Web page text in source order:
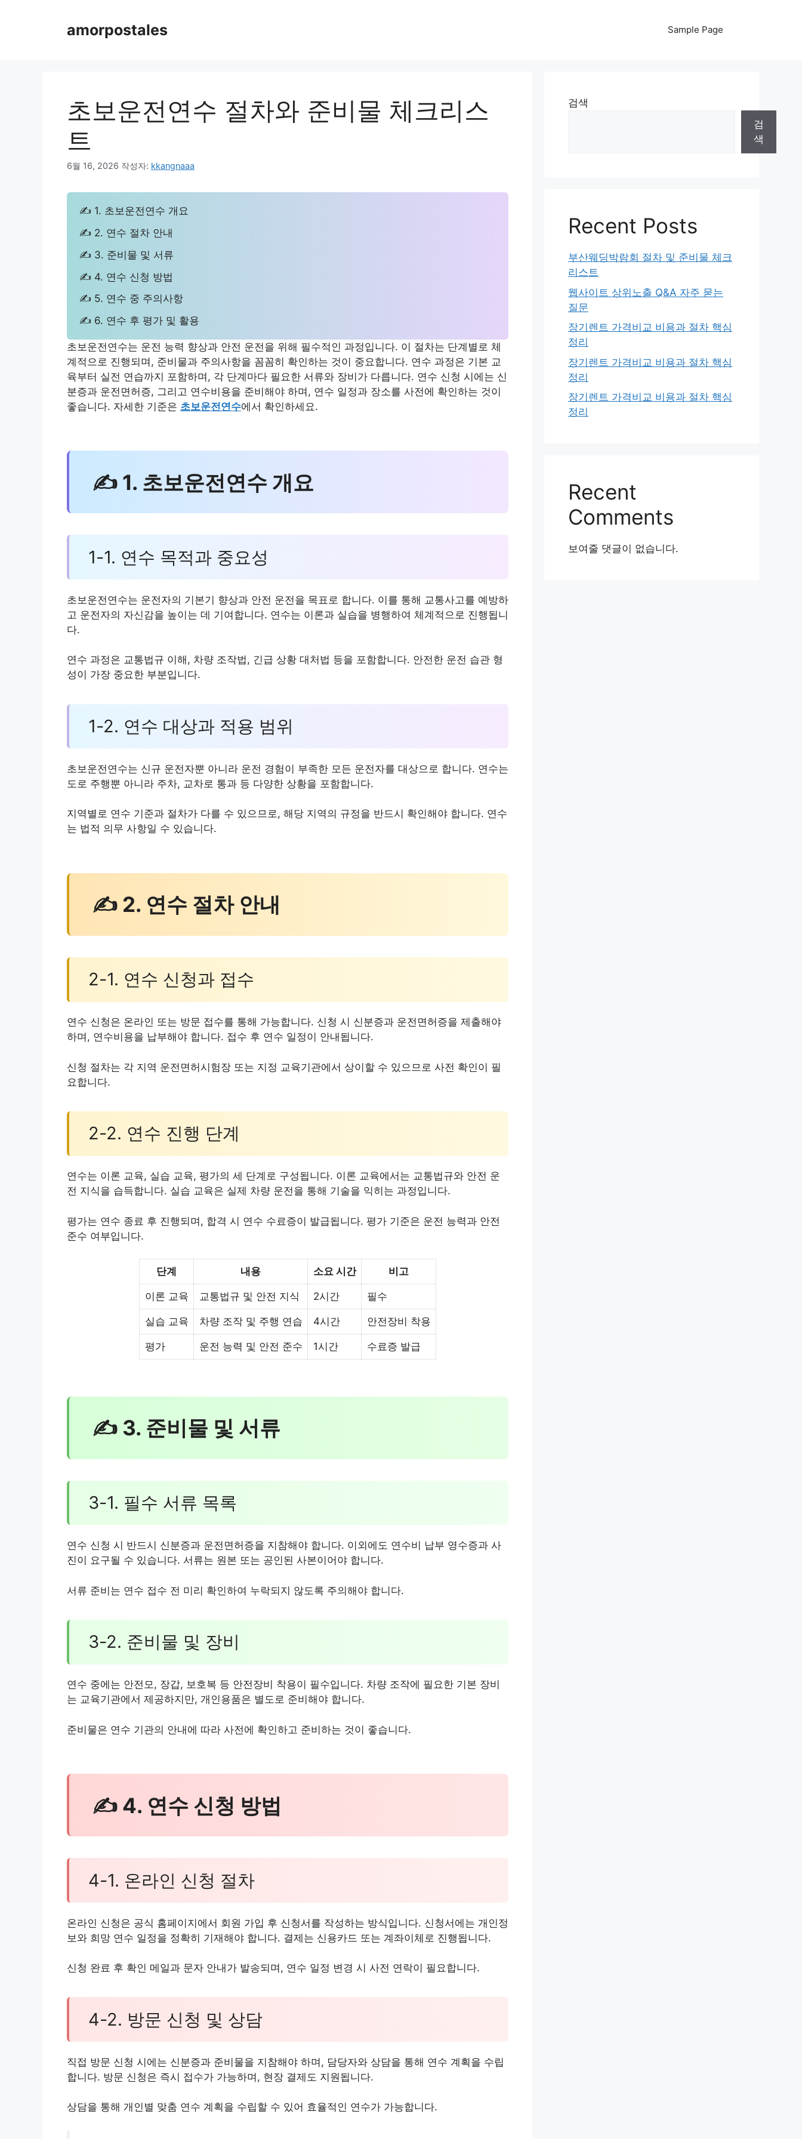
amorpostales Sample Page
초보운전연수 절차와 준비물 체크리스
트
6월 16, 2026 작성자: kkangnaaa
✍ 1. 초보운전연수 개요
✍ 2. 연수 절차 안내
✍ 3. 준비물 및 서류
✍ 4. 연수 신청 방법
✍ 5. 연수 중 주의사항
✍ 6. 연수 후 평가 및 활용
초보운전연수는 운전 능력 향상과 안전 운전을 위해 필수적인 과정입니다. 이 절차는 단계별로 체
계적으로 진행되며, 준비물과 주의사항을 꼼꼼히 확인하는 것이 중요합니다. 연수 과정은 기본 교
육부터 실전 연습까지 포함하며, 각 단계마다 필요한 서류와 장비가 다릅니다. 연수 신청 시에는 신
분증과 운전면허증, 그리고 연수비용을 준비해야 하며, 연수 일정과 장소를 사전에 확인하는 것이
좋습니다. 자세한 기준은 초보운전연수에서 확인하세요.
✍ 1. 초보운전연수 개요
1-1. 연수 목적과 중요성
초보운전연수는 운전자의 기본기 향상과 안전 운전을 목표로 합니다. 이를 통해 교통사고를 예방하
고 운전자의 자신감을 높이는 데 기여합니다. 연수는 이론과 실습을 병행하여 체계적으로 진행됩니
다.
연수 과정은 교통법규 이해, 차량 조작법, 긴급 상황 대처법 등을 포함합니다. 안전한 운전 습관 형
성이 가장 중요한 부분입니다.
1-2. 연수 대상과 적용 범위
초보운전연수는 신규 운전자뿐 아니라 운전 경험이 부족한 모든 운전자를 대상으로 합니다. 연수는
도로 주행뿐 아니라 주차, 교차로 통과 등 다양한 상황을 포함합니다.
지역별로 연수 기준과 절차가 다를 수 있으므로, 해당 지역의 규정을 반드시 확인해야 합니다. 연수
는 법적 의무 사항일 수 있습니다.
✍ 2. 연수 절차 안내
2-1. 연수 신청과 접수
연수 신청은 온라인 또는 방문 접수를 통해 가능합니다. 신청 시 신분증과 운전면허증을 제출해야
하며, 연수비용을 납부해야 합니다. 접수 후 연수 일정이 안내됩니다.
신청 절차는 각 지역 운전면허시험장 또는 지정 교육기관에서 상이할 수 있으므로 사전 확인이 필
요합니다.
2-2. 연수 진행 단계
연수는 이론 교육, 실습 교육, 평가의 세 단계로 구성됩니다. 이론 교육에서는 교통법규와 안전 운
전 지식을 습득합니다. 실습 교육은 실제 차량 운전을 통해 기술을 익히는 과정입니다.
평가는 연수 종료 후 진행되며, 합격 시 연수 수료증이 발급됩니다. 평가 기준은 운전 능력과 안전
준수 여부입니다.
단계 내용 소요 시간 비고
이론 교육 교통법규 및 안전 지식 2시간 필수
실습 교육 차량 조작 및 주행 연습 4시간 안전장비 착용
평가 운전 능력 및 안전 준수 1시간 수료증 발급
✍ 3. 준비물 및 서류
3-1. 필수 서류 목록
연수 신청 시 반드시 신분증과 운전면허증을 지참해야 합니다. 이외에도 연수비 납부 영수증과 사
진이 요구될 수 있습니다. 서류는 원본 또는 공인된 사본이어야 합니다.
서류 준비는 연수 접수 전 미리 확인하여 누락되지 않도록 주의해야 합니다.
3-2. 준비물 및 장비
연수 중에는 안전모, 장갑, 보호복 등 안전장비 착용이 필수입니다. 차량 조작에 필요한 기본 장비
는 교육기관에서 제공하지만, 개인용품은 별도로 준비해야 합니다.
준비물은 연수 기관의 안내에 따라 사전에 확인하고 준비하는 것이 좋습니다.
✍ 4. 연수 신청 방법
4-1. 온라인 신청 절차
온라인 신청은 공식 홈페이지에서 회원 가입 후 신청서를 작성하는 방식입니다. 신청서에는 개인정
보와 희망 연수 일정을 정확히 기재해야 합니다. 결제는 신용카드 또는 계좌이체로 진행됩니다.
신청 완료 후 확인 메일과 문자 안내가 발송되며, 연수 일정 변경 시 사전 연락이 필요합니다.
4-2. 방문 신청 및 상담
직접 방문 신청 시에는 신분증과 준비물을 지참해야 하며, 담당자와 상담을 통해 연수 계획을 수립
합니다. 방문 신청은 즉시 접수가 가능하며, 현장 결제도 지원됩니다.
상담을 통해 개인별 맞춤 연수 계획을 수립할 수 있어 효율적인 연수가 가능합니다.
검색
검
색
Recent Posts
부산웨딩박람회 절차 및 준비물 체크
리스트
웹사이트 상위노출 Q&A 자주 묻는
질문
장기렌트 가격비교 비용과 절차 핵심
정리
장기렌트 가격비교 비용과 절차 핵심
정리
장기렌트 가격비교 비용과 절차 핵심
정리
Recent
Comments
보여줄 댓글이 없습니다.